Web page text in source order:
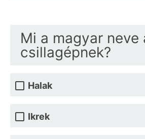
Mi a magyar neve
csillagépnek?
Halak
Ikrek